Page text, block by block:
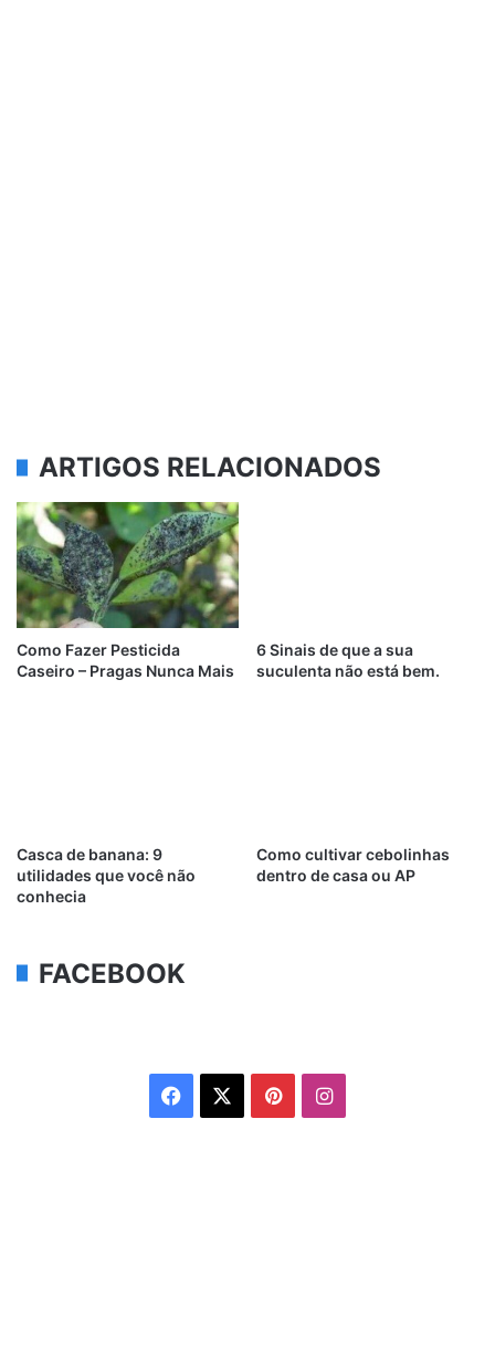
ARTIGOS RELACIONADOS
Como Fazer Pesticida
Caseiro – Pragas Nunca Mais
6 Sinais de que a sua
suculenta não está bem.
Casca de banana: 9
utilidades que você não
conhecia
Como cultivar cebolinhas
dentro de casa ou AP
FACEBOOK
Facebook PinterestInstagram